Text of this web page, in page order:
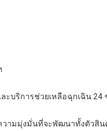
ะบริการช่วยเหลือฉุกเฉิน 24
วามมุ่งมั่นที่จะพัฒนาทั้งตัวสิ